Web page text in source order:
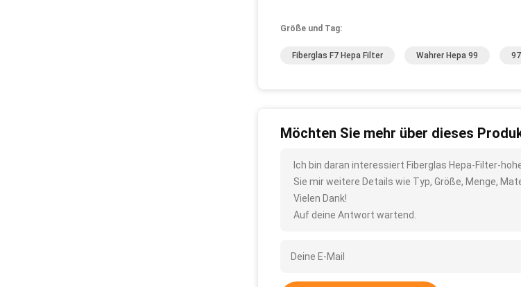
Größe und Tag:
Fiberglas F7 Hepa Filter Wahrer Hepa 99
Möchten Sie mehr über dieses
Ich bin daran interessiert Fiberglas Hepa-Filter-
Sie mir weitere Details wie Typ, Größe, Menge,
Vielen Dank!
Auf deine Antwort wartend.